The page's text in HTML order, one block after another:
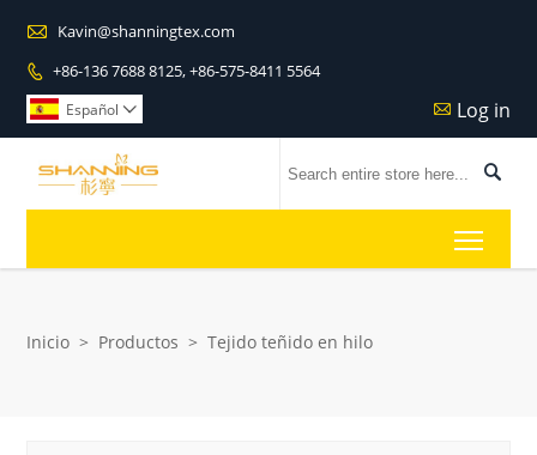
 Kavin@shanningtex.com
 +86-136 7688 8125, +86-575-8411 5564
 Log in
Español 

Inicio > Productos > Tejido teñido en hilo